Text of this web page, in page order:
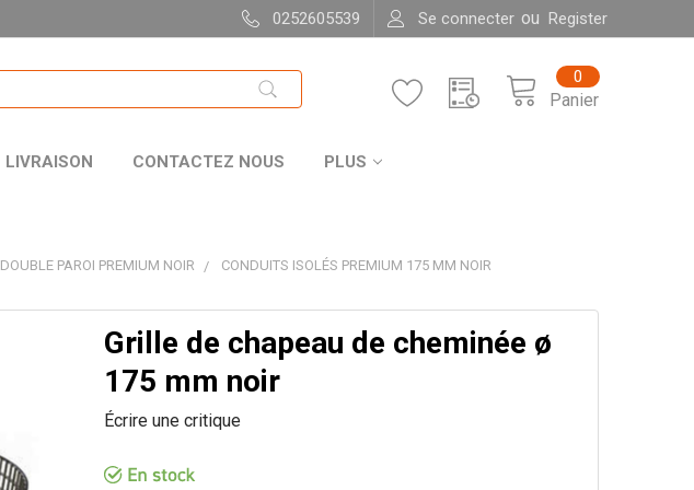
0252605539 Se connecter ou Register
Panier
0
LIVRAISON CONTACTEZ NOUS PLUS
DOUBLE PAROI PREMIUM NOIR
CONDUITS ISOLÉS PREMIUM 175 MM NOIR
Grille de chapeau de cheminée ø
175 mm noir
Écrire une critique